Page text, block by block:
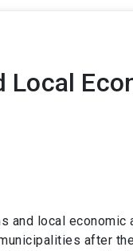
Local
and local economic
after